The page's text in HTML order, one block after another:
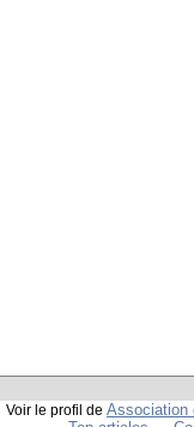
Voir le profil de Association